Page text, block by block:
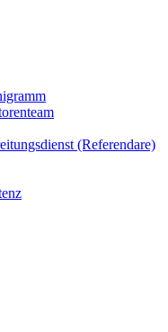
(Referendare)